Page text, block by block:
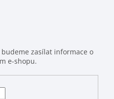
zasílat informace o
e-shopu.